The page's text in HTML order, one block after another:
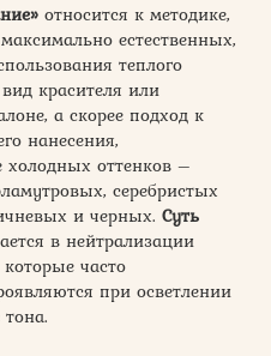
относится к методике,
естественных,
теплого
красителя или
а скорее подход к
нанесения,
оттенков –
серебристых
и черных. Суть
в нейтрализации
часто
при осветлении